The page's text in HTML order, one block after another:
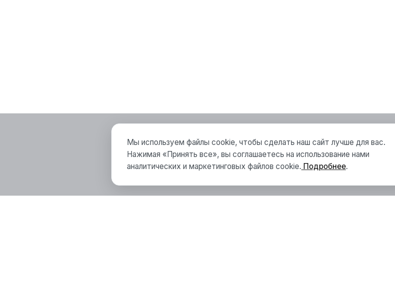
Мы используем файлы cookie, чтобы сделать наш сайт лучше для вас.
Нажимая «Принять все», вы соглашаетесь на использование нами
аналитических и маркетинговых файлов cookie. Подробнее.